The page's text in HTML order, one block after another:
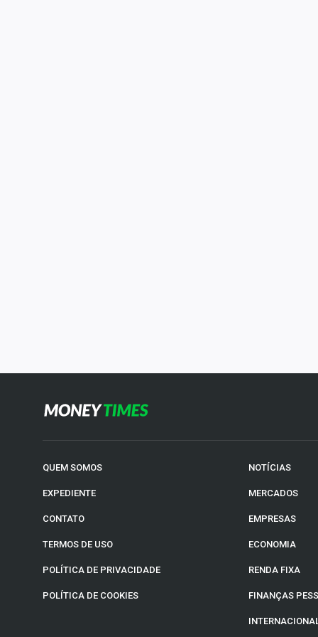
QUEM SOMOS
EXPEDIENTE
CONTATO
TERMOS DE USO
POLÍTICA DE PRIVACIDADE
POLÍTICA DE COOKIES
NOTÍCIAS
MERCADOS
EMPRESAS
ECONOMIA
RENDA FIXA
FINANÇAS